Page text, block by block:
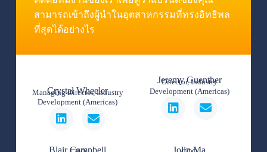
สามารถเข้าถึงผู้นำในอุตสาหกรรมที่ทรงอิทธิพล
ที่สุดได้อย่างไร
Crystal Wheeler
Managing Director, Industry
Development (Americas)
Jeremy Guenther
Director, Industry
Development (Americas)
Blair Campbell Jolin Ma